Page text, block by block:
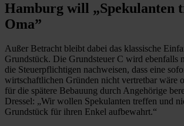
Hamburg will „Spekulanten
Oma”
Außer Betracht bleibt dabei das klassische
Grundstück. Die Grundsteuer C wird ebenfalls
die Steuerpflichtigen nachweisen, dass eine
wirtschaftlichen Gründen nicht vertretbar wäre
für die spätere Bebauung durch Angehörige
Dressel: „Wir wollen Spekulanten treffen und
Grundstück für ihren Enkel aufbewahrt.“